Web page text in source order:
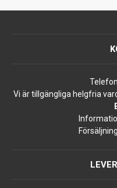
Vi är tillgängliga helgfria